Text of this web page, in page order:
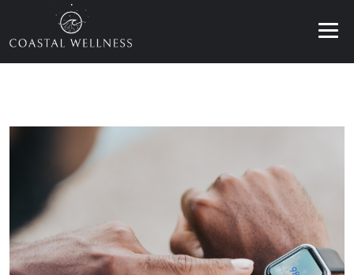
SERVIÇOS
BLOG